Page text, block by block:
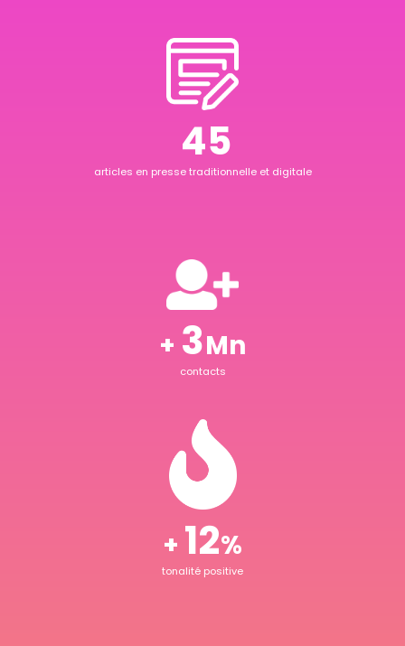
51
articles en presse traditionnelle et digitale
+ 3Mn
contacts
+ 15%
tonalité positive